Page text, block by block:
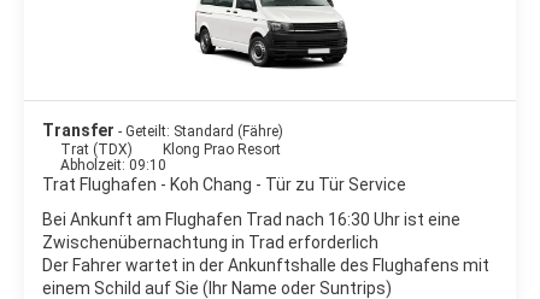
Trat (Festland), der nachfolgende Transfer mit Minibus und
Fähre dauert durchschnittlich 90 Minuten. Als beste Reisezeit
für Koh Chang gelten die Monate November bis April/Mai. In der
Transfer - Geteilt: Standard (Fähre)
Trat (TDX)
Klong Prao Resort
Abholzeit: 09:10
Trat Flughafen - Koh Chang - Tür zu Tür Service
Bei Ankunft am Flughafen Trad nach 16:30 Uhr ist eine
Zwischenübernachtung in Trad erforderlich
Der Fahrer wartet in der Ankunftshalle des Flughafens mit
einem Schild auf Sie (Ihr Name oder Suntrips)